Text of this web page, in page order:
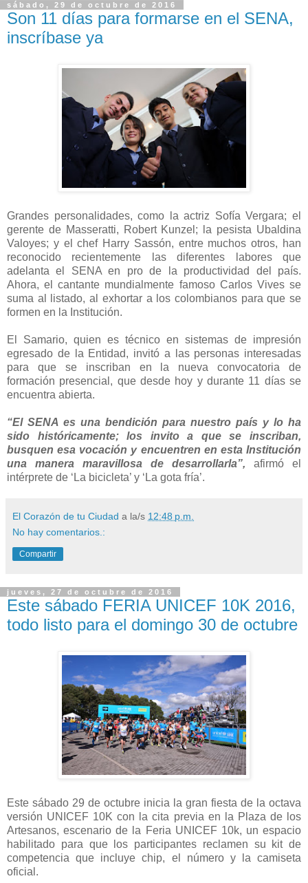
sábado, 29 de octubre de 2016
Son 11 días para formarse en el SENA,
inscríbase ya
Grandes personalidades, como la actriz Sofía Vergara; el
gerente de Masseratti, Robert Kunzel; la pesista Ubaldina
Valoyes; y el chef Harry Sassón, entre muchos otros, han
reconocido recientemente las diferentes labores que
adelanta el SENA en pro de la productividad del país.
Ahora, el cantante mundialmente famoso Carlos Vives se
suma al listado, al exhortar a los colombianos para que se
formen en la Institución.
El Samario, quien es técnico en sistemas de impresión
egresado de la Entidad, invitó a las personas interesadas
para que se inscriban en la nueva convocatoria de
formación presencial, que desde hoy y durante 11 días se
encuentra abierta.
“El SENA es una bendición para nuestro país y lo ha
sido históricamente; los invito a que se inscriban,
busquen esa vocación y encuentren en esta Institución
una manera maravillosa de desarrollarla”, afirmó el
intérprete de ‘La bicicleta’ y ‘La gota fría’.
El Corazón de tu Ciudad a la/s 12:48 p.m.
No hay comentarios.:
Compartir
jueves, 27 de octubre de 2016
Este sábado FERIA UNICEF 10K 2016,
todo listo para el domingo 30 de octubre
Este sábado 29 de octubre inicia la gran fiesta de la octava
versión UNICEF 10K con la cita previa en la Plaza de los
Artesanos, escenario de la Feria UNICEF 10k, un espacio
habilitado para que los participantes reclamen su kit de
competencia que incluye chip, el número y la camiseta
oficial.